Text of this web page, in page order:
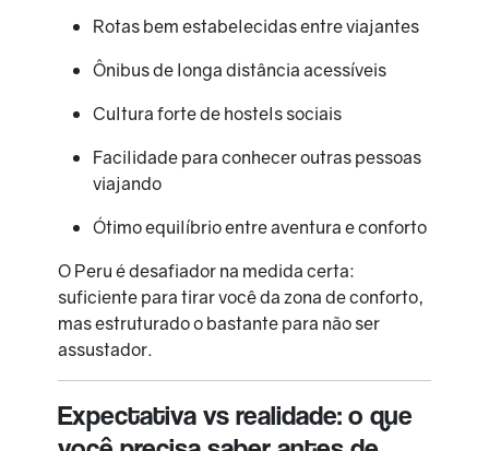
Rotas bem estabelecidas entre viajantes
Ônibus de longa distância acessíveis
Cultura forte de hostels sociais
Facilidade para conhecer outras pessoas
viajando
Ótimo equilíbrio entre aventura e conforto
O Peru é desafiador na medida certa:
suficiente para tirar você da zona de conforto,
mas estruturado o bastante para não ser
assustador.
Expectativa vs realidade: o que